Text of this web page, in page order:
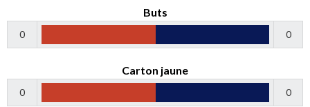
Buts
0 0
Carton jaune
0 0